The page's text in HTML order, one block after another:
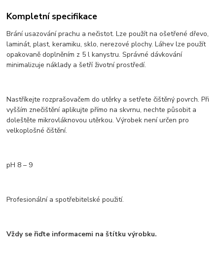
Kompletní specifikace
Brání usazování prachu a nečistot. Lze použít na ošetřené dřevo,
laminát, plast, keramiku, sklo, nerezové plochy. Láhev lze použít
opakovaně doplněním z 5 l kanystru. Správné dávkování
minimalizuje náklady a šetří životní prostředí.
Nastříkejte rozprašovačem do utěrky a setřete čištěný povrch. Při
vyšším znečištění aplikujte přímo na skvrnu, nechte působit a
doleštěte mikrovláknovou utěrkou. Výrobek není určen pro
velkoplošné čištění.
pH 8 – 9
Profesionální a spotřebitelské použití.
Vždy se řiďte informacemi na štítku výrobku.